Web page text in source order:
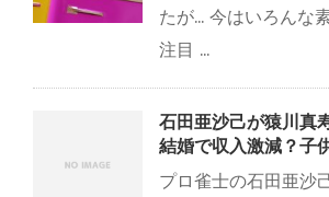
たが... 今はいろんな
注目 ...
石田亜沙己が猿川真
結婚で収入激減？子
プロ雀士の石田亜沙